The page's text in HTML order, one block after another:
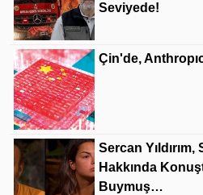
Seviyede!
Çin'de,
Sercan
Hakkında
Buymuş…